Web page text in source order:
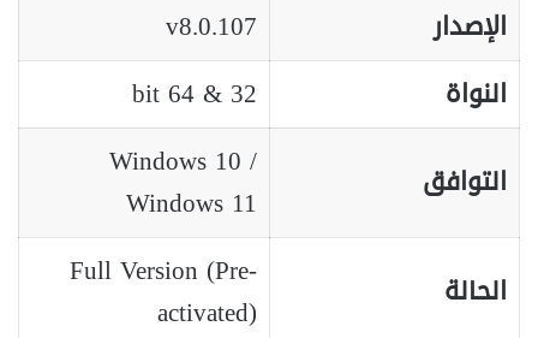
الإصدار
v8.0.107
النواة
32 & 64 bit
التوافق
Windows 10 /
Windows 11
الحالة
Full Version (Pre-
activated)